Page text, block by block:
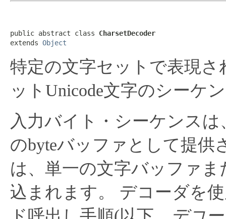
public abstract class CharsetDecoder
extends Object
特定の文字セットで表現
ットUnicode文字のシーケ
入力バイト・シーケンス
のbyteバッファとして提供
は、単一の文字バッファ
込まれます。
デコーダを